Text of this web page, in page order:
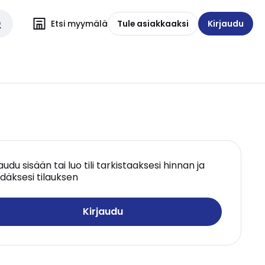
Etsi myymälä Tule asiakkaaksi Kirjaudu
sisään tai luo tili tarkistaaksesi hinnan ja
tilauksen
Kirjaudu